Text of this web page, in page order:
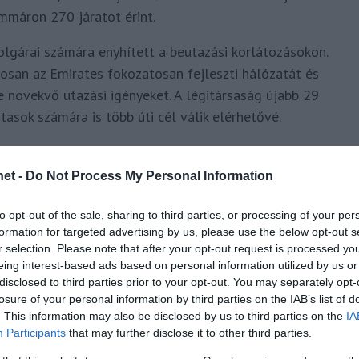
- Do Not Process My Personal Information
opt-out of the sale, sharing to third parties, or processing of your
for targeted advertising by us, please use the below opt-out
selection. Please note that after your opt-out request is processed
interest-based ads based on personal information utilized by us
to third parties prior to your opt-out. You may separately
of your personal information by third parties on the IAB’s list of
This information may also be disclosed by us to third parties on the
Participants that may further disclose it to other third parties.
270 járatot érint.
számára enyhített a beutazási korlátozásokon.
az Emirates fokozatosan fejleszti hálózatát és
utazási igényeket. A légitársaság újabb 29
számára is több úti cél válik elérhetővé.
és a kapacitás növelésével is finomhangolja
a nemzetközi szabadidős és üzleti utazásokra.
úti célt szolgál ki, ami a légitársaság
százalékát teszi ki.
köszönhetően elsősorban a nagy-britanniai és az
meglévő 12 úti célja és heti 70 járata
Franciscóval bővül.